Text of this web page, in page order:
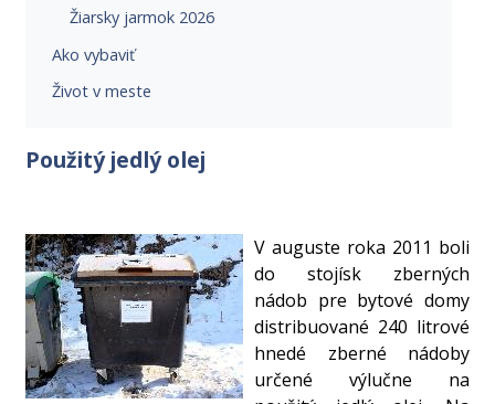
Žiarsky jarmok 2026
Ako vybaviť
Život v meste
Použitý jedlý olej
V auguste roka 2011 boli
do stojísk zberných
nádob pre bytové domy
distribuované 240 litrové
hnedé zberné nádoby
určené výlučne na